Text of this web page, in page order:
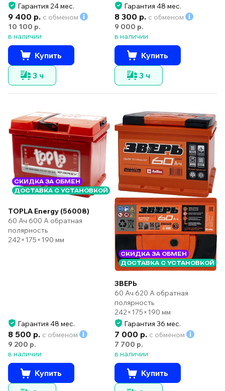
Гарантия 24 мес.
9 400 р. с обменом
10 100 р.
в наличии
Купить
3 ч
Гарантия 48 мес.
8 300 р. с обменом
9 000 р.
в наличии
Купить
3 ч
СКИДКА ЗА ОБМЕН
ДОСТАВКА С УСТАНОВКОЙ
TOPLA Energy (56008)
60 Ач 600 А обратная
полярность
242×175×190 мм
Гарантия 48 мес.
8 500 р. с обменом
9 200 р.
в наличии
Купить
СКИДКА ЗА ОБМЕН
ДОСТАВКА С УСТАНОВКОЙ
ЗВЕРЬ
60 Ач 620 А обратная
полярность
242×175×190 мм
Гарантия 36 мес.
7 000 р. с обменом
7 700 р.
в наличии
Купить